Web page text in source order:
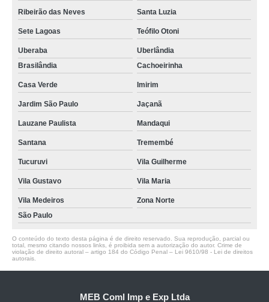
Ribeirão das Neves Santa Luzia
Sete Lagoas Teófilo Otoni
Uberaba
Uberlândia
Brasilândia
Cachoeirinha
Casa Verde Imirim
Jardim São Paulo Jaçanã
Lauzane Paulista Mandaqui
Santana Tremembé
Tucuruvi Vila Guilherme
Vila Gustavo Vila Maria
Vila Medeiros
Zona Norte
São Paulo
O conteúdo do texto desta página é de direito reservado. Sua reprodução, parcial ou
total, mesmo citando nossos links, é proibida sem a autorização do autor. Crime de
violação de direito autoral – artigo 184 do Código Penal – Lei 9610/98 - Lei de direitos
autorais
MEB Coml Imp e Exp Ltda